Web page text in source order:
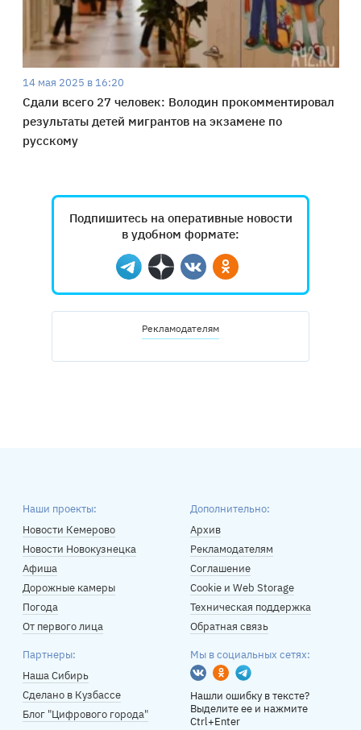
14 мая 2025 в 16:20
Сдали всего 27 человек: Володин прокомментировал
результаты детей мигрантов на экзамене по
русскому
Подпишитесь на оперативные новости
в удобном формате:
Telegram
ДзенВконтактеОдноклассники
Рекламодателям
Наши проекты:
Новости Кемерово
Новости Новокузнецка
Афиша
Дорожные камеры
Погода
От первого лица
Дополнительно:
Архив
Рекламодателям
Соглашение
Cookie и Web Storage
Техническая поддержка
Обратная связь
Партнеры:
Наша Сибирь
Сделано в Кузбассе
Блог "Цифрового города"
Мы в социальных сетях:
Вконтакте
Одноклассники
Telegram
Нашли ошибку в тексте?
Выделите ее и нажмите
Ctrl+Enter